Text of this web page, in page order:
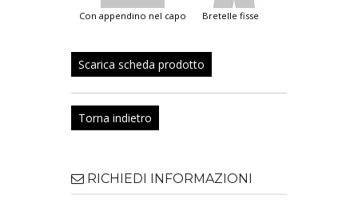
con appendino nel capo bretelle fisse
Scarica scheda prodotto
Torna indietro
RICHIEDI INFORMAZIONI